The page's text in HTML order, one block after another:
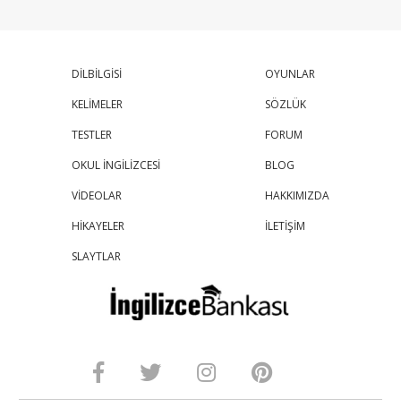
DİLBİLGİSİ
KELİMELER
TESTLER
OKUL İNGİLİZCESİ
VİDEOLAR
HİKAYELER
SLAYTLAR
OYUNLAR
SÖZLÜK
FORUM
BLOG
HAKKIMIZDA
İLETİŞİM